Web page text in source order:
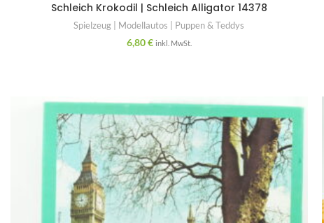
Schleich Krokodil | Schleich Alligator 14378
Spielzeug | Modellautos | Puppen & Teddys
6,80€ inkl. MwSt.